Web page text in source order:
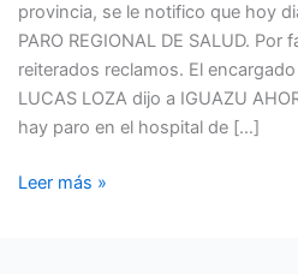
provincia, se le notifico que hoy
PARO REGIONAL DE SALUD.
reiterados reclamos. El
LUCAS LOZA dijo a IGUAZU
hay paro en el hospital de […]
EL
HOSPITAL
Leer más »